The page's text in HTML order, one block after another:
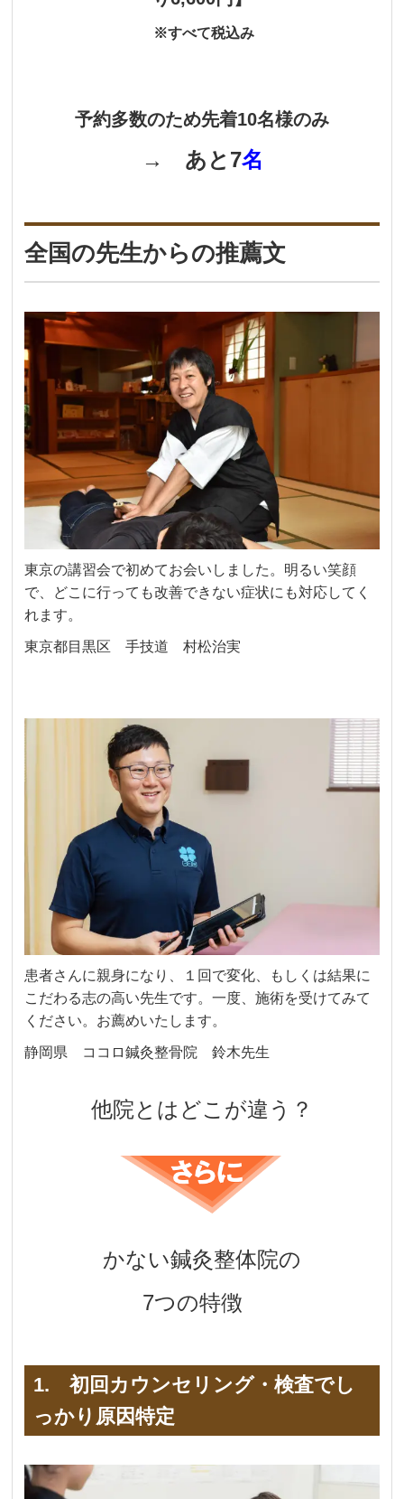
※すべて税込み
予約多数のため先着10名様のみ
→ あと7名
全国の先生からの推薦文
東京の講習会で初めてお会いしました。明るい笑顔
で、どこに行っても改善できない症状にも対応してく
れます。
東京都目黒区 手技道 村松治実
患者さんに親身になり、１回で変化、もしくは結果に
こだわる志の高い先生です。一度、施術を受けてみて
ください。お薦めいたします。
静岡県 ココロ鍼灸整骨院 鈴木先生
他院とはどこが違う？
かない鍼灸整体院の
7つの特徴
1. 初回カウンセリング・検査でし
っかり原因特定